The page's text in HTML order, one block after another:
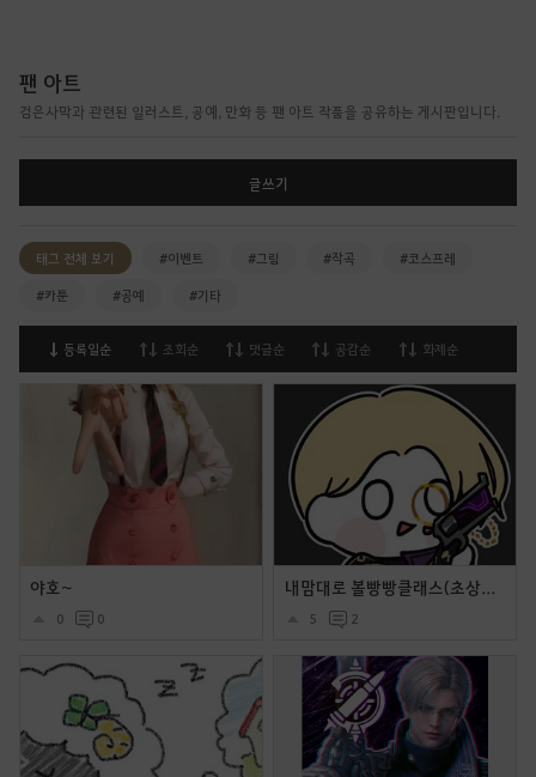
팬 아트
검은사막과 관련된 일러스트, 공예, 만화 등 팬 아트 작품을 공유하는 게시판입니다.
글쓰기
태그 전체 보기 #이벤트 #그림 #작곡 #코스프레
#카툰 #공예 #기타
등록일순 조회순 댓글순 공감순 화제순
야호~
0 0
내맘대로 볼빵빵클래스(초상화) 에이전트 추가
5 2